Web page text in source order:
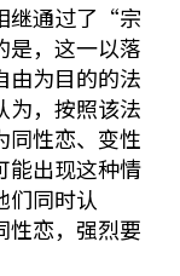
继通过了“宗
，这一以落
由为目的的法
为，按照该法
同性恋、变性
能出现这种情
们同时认
恋，强烈要